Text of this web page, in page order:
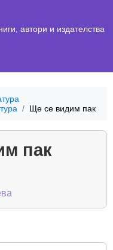
автори и издателства
Ще се видим пак
пак